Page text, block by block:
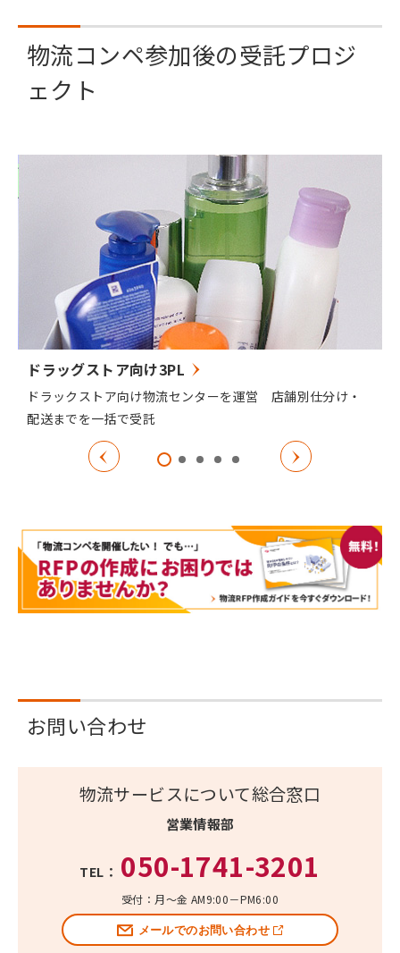
物流コンペ参加後の受託プロジ
ェクト
ドラッグストア向け3PL
ドラックストア向け物流センターを運営 店舗別仕分け・
配送までを一括で受託
お問い合わせ
物流サービスについて総合窓口
営業情報部
TEL： 050-1741-3201
受付：月～金 AM9:00－PM6:00
メールでのお問い合わせ